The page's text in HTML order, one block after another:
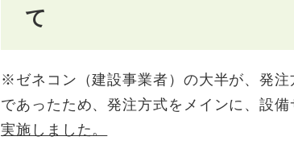
て
※ゼネコン（建設事業者）の大半が、発
であったため、発注方式をメインに、設
実施しました。